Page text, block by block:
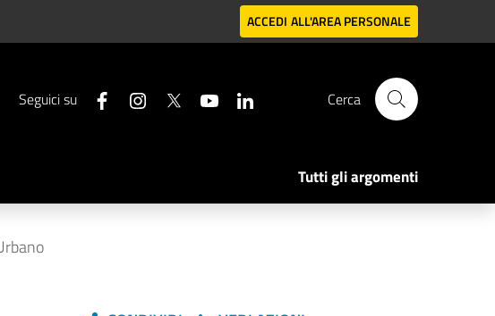
ACCEDI ALL'AREA PERSONALE
Seguici su Cerca
Tutti gli argomenti